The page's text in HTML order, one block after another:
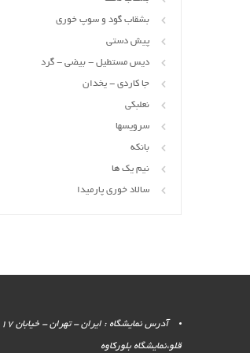
بشقاب گود و سوپ خوری
پیش دستی
دیس مستطیل - بیضی - گرد
جا کاردی - یخدان
نعلبکی
سرویسها
بانکه
نیم یک ها
سالاد خوری پارمیدا
قلو،نمایشگاه بلورکاوه